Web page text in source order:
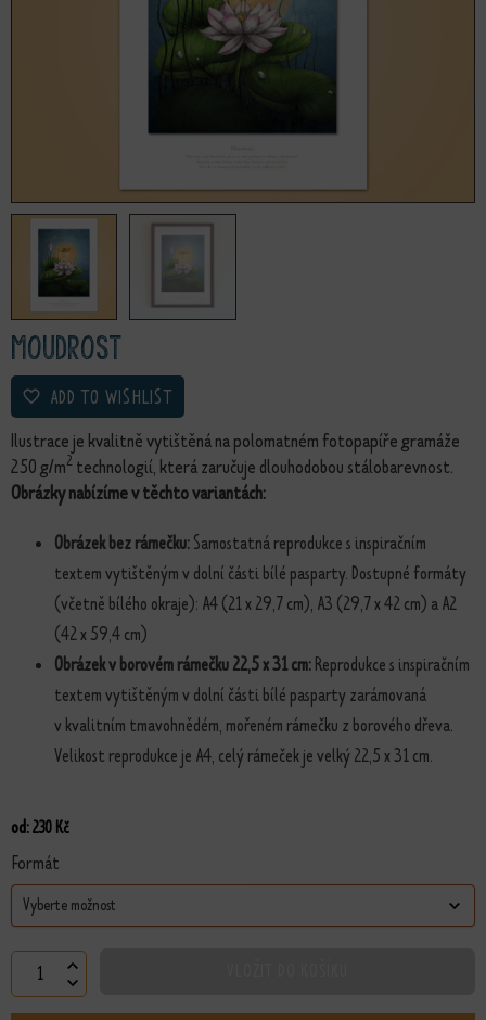
Moudrost
ADD TO WISHLIST
Ilustrace je kvalitně vytištěná na polomatném fotopapíře gramáže
250 g/m2 technologií, která zaručuje dlouhodobou stálobarevnost.
Obrázky nabízíme v těchto variantách:
Obrázek bez rámečku:Samostatná reprodukce s inspiračním
textem vytištěným v dolní části bílé pasparty. Dostupné formáty
(včetně bílého okraje): A4 (21 x 29,7 cm), A3 (29,7 x 42 cm) a A2
(42 x 59,4 cm)
Obrázek v borovém rámečku 22,5 x 31 cm:Reprodukce s inspiračním
textem vytištěným v dolní části bílé pasparty zarámovaná
v kvalitním tmavohnědém, mořeném rámečku z borového dřeva.
Velikost reprodukce je A4, celý rámeček je velký 22,5 x 31 cm.
od:230 Kč
Formát
Moudrost množství